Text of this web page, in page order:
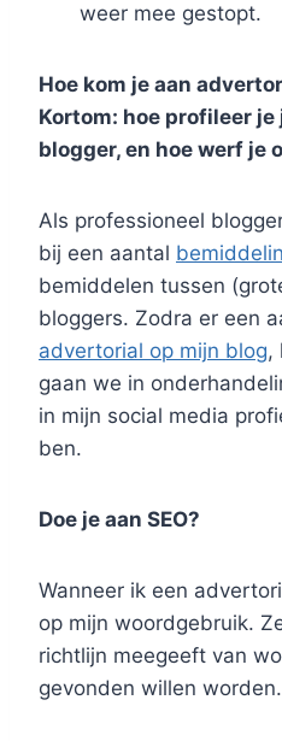
weer mee gestopt.
Hoe kom je aan
Kortom: hoe profileer
blogger, en hoe werf je
Als professioneel
bij een aantal
bemiddelen tussen
bloggers. Zodra er een
advertorial op mijn blog,
gaan we in
in mijn social media
ben.
Doe je aan SEO?
Wanneer ik een
op mijn woordgebruik.
richtlijn meegeeft van
gevonden willen worden.